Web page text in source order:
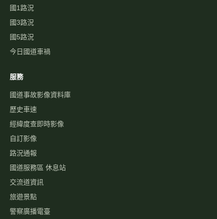
國1路況
國3路況
國5路況
今日國道車禍
服務
國道事故影像資料庫
歷史車速
經緯度查即時影像
自訂影像
路況通報
國道服務區 休息站
交流道資訊
旅遊景點
警察廣播電臺